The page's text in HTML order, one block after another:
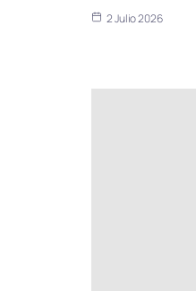
2 Julio 2026